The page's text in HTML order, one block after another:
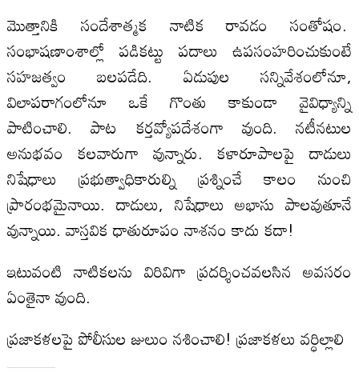
మొత్తానికి సందేశాత్మక నాటిక రావడం సంతోషం.
సంభాషణాంశాల్లో పడికట్టు పదాలు ఉపసంహరించుకుంటే
సహజత్వం బలపడేది. ఏడుపుల సన్నివేశంలోనూ,
విలాపరాగంలోనూ ఒకే గొంతు కాకుండా వైవిధ్యాన్ని
పాటించాలి. పాట కర్తవ్యోపదేశంగా వుంది. నటీనటుల
అనుభవం కలవారుగా వున్నారు. కళారూపాలపై దాడులు
నిషేధాలు ప్రభుత్వాధికారుల్ని ప్రశ్నించే కాలం నుంచి
ప్రారంభమైనాయి. దాడులు, నిషేధాలు అభాసు పాలవుతూనే
వున్నాయి. వాస్తవిక ధాతురూపం నాశనం కాదు కదా!
ఇటువంటి నాటికలను విరివిగా ప్రదర్శించవలసిన అవసరం
ఏంతైనా వుంది.
ప్రజాకళలపై పోలీసుల జులుం నశించాలి! ప్రజాకళలు వర్ధిల్లాలి